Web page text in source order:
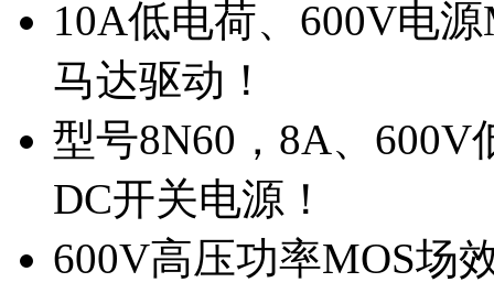
10A低电荷、600V电
马达驱动！
型号8N60，8A、
DC开关电源！
600V高压功率MOS场